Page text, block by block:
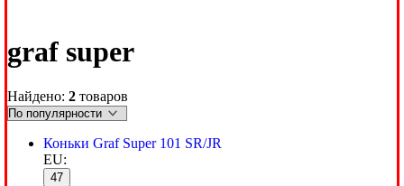
graf super
Найдено: 2 товаров
Коньки Graf Super 101 SR/JR
EU:
47